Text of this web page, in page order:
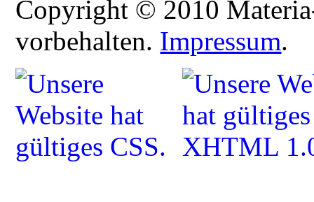
Copyright © 2010
vorbehalten. Impressum.